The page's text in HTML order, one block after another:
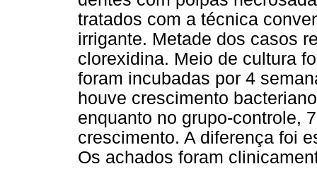
tratados com a técnica
irrigante. Metade dos casos
clorexidina. Meio de cultura
foram incubadas por 4
houve crescimento
enquanto no grupo-controle,
crescimento. A diferença foi
Os achados foram